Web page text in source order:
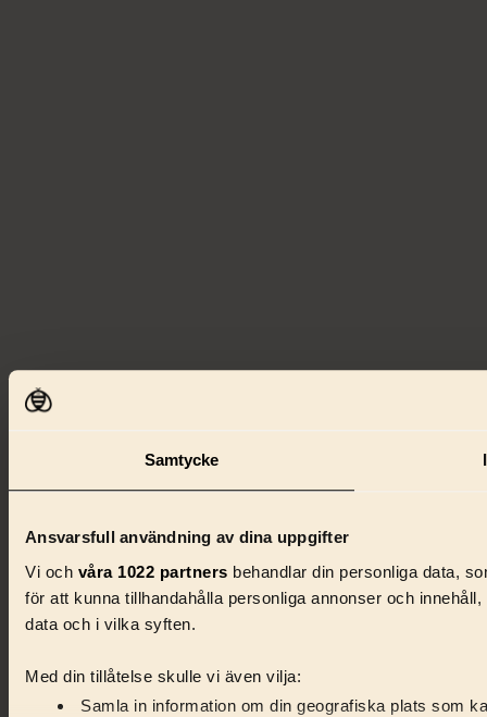
Samtycke
Ansvarsfull användning av dina uppgifter
Vi och våra 1022 partners behandlar din personliga data,
för att kunna tillhandahålla personliga annonser och
data och i vilka syften.
Med din tillåtelse skulle vi även vilja:
Samla in information om din geografiska plats som